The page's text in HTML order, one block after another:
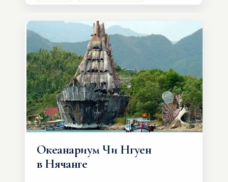
одноименной богине По Нагар. Ее
имя переводится как «Мать страны».
По легенде именно она научила
народ возделывать рис, заниматься
сельским хозяйством и
ремесленничество
Океанариум Чи Нгуен
в Нячанге